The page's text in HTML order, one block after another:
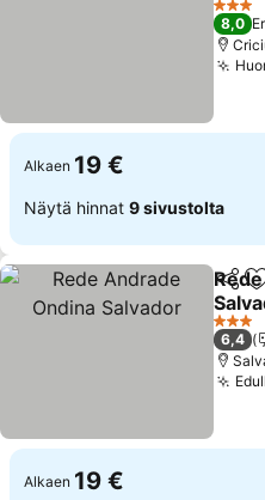
3
8,0
Alkaen 19 €
Näytä hinnat 9 sivustolta
Jaa
3
6,4
Alkaen 19 €